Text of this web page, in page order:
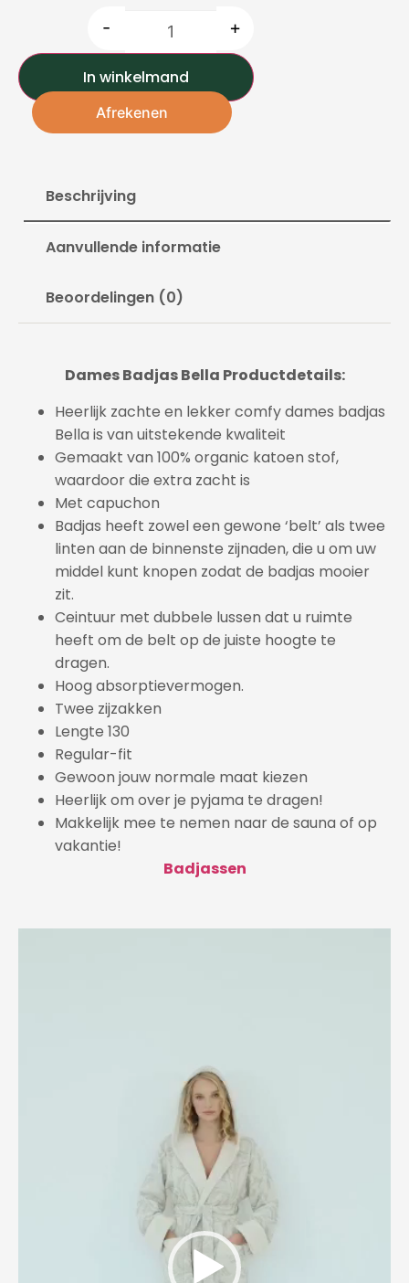
- +
In winkelmand
Afrekenen
Beschrijving
Aanvullende informatie
Beoordelingen (0)
Dames Badjas Bella Productdetails:
Heerlijk zachte en lekker comfy dames badjas
Bella is van uitstekende kwaliteit
Gemaakt van 100% organic katoen stof,
waardoor die extra zacht is
Met capuchon
Badjas heeft zowel een gewone ‘belt’ als twee
linten aan de binnenste zijnaden, die u om uw
middel kunt knopen zodat de badjas mooier
zit.
Ceintuur met dubbele lussen dat u ruimte
heeft om de belt op de juiste hoogte te
dragen.
Hoog absorptievermogen.
Twee zijzakken
Lengte 130
Regular-fit
Gewoon jouw normale maat kiezen
Heerlijk om over je pyjama te dragen!
Makkelijk mee te nemen naar de sauna of op
vakantie!
Badjassen